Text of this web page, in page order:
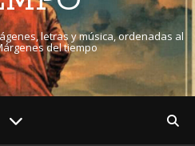
letras y música, ordenadas al
del tiempo